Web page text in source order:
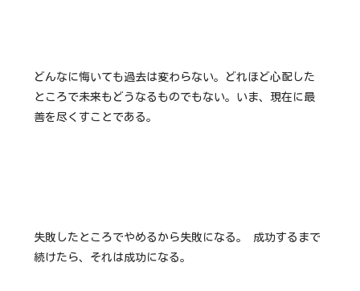
どんなに悔いても過去は変わらない。どれほど心配した
ところで未来もどうなるものでもない。いま、現在に最
善を尽くすことである。
失敗したところでやめるから失敗になる。 成功するまで
続けたら、それは成功になる。